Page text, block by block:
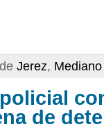
Jerez,
de